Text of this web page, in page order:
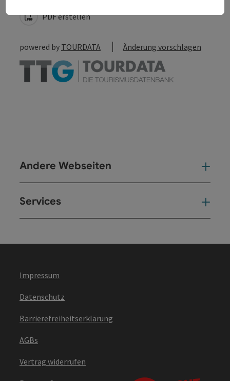
PDF erstellen
powered by TOURDATA Änderung vorschlagen
Andere Webseiten
Services
Impressum
Datenschutz
Barrierefreiheitserklärung
AGBs
Vertrag widerrufen